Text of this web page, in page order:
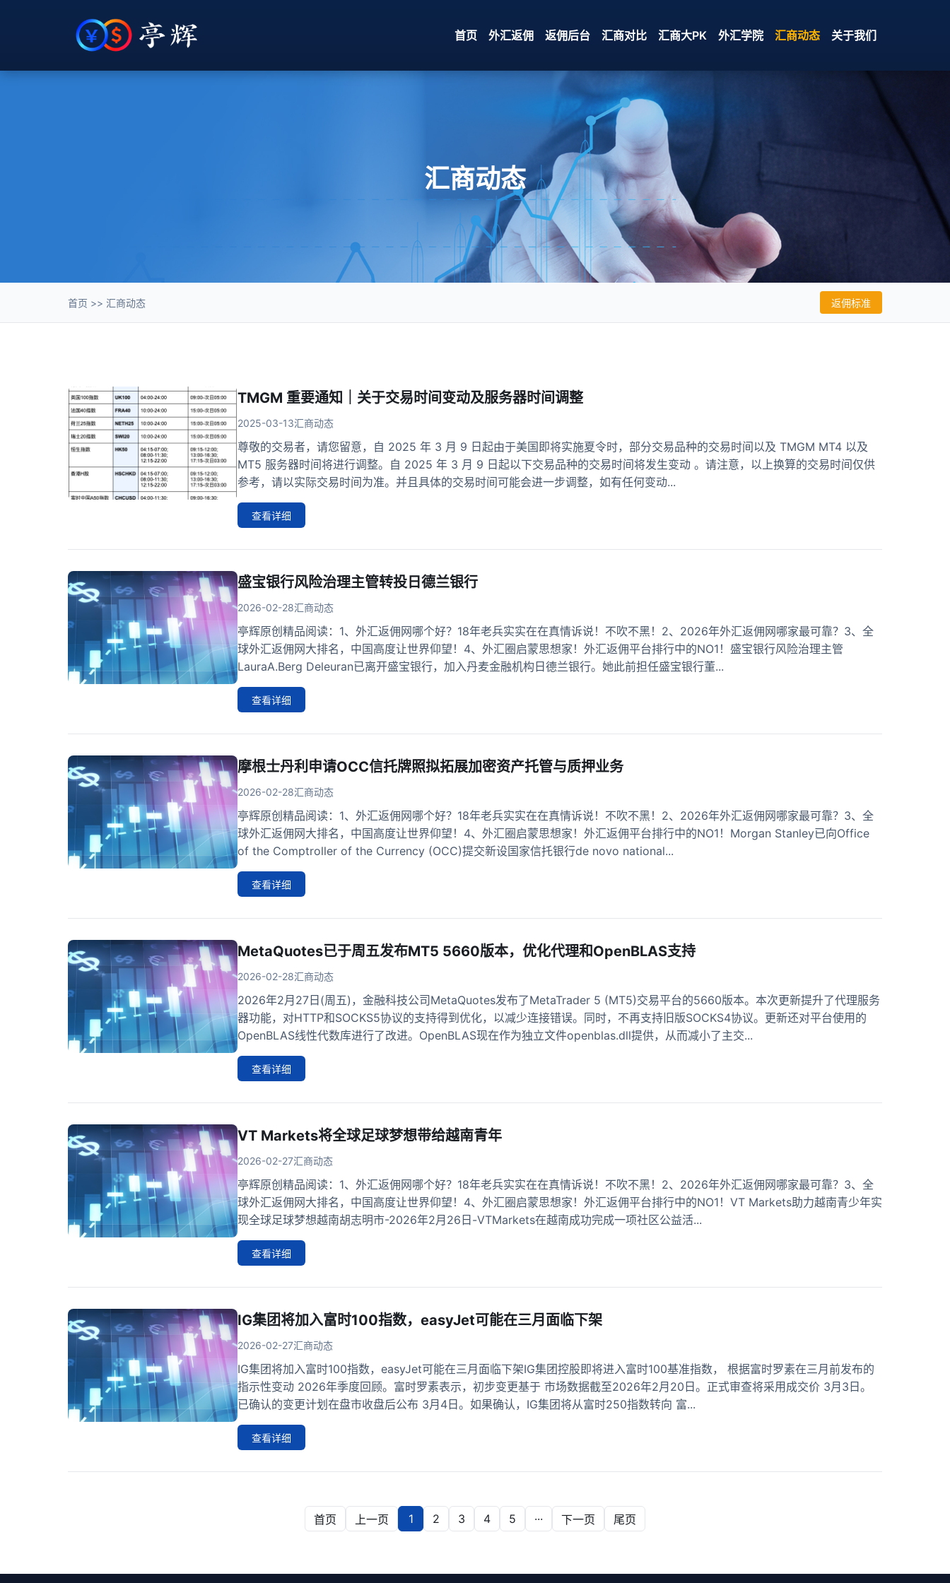
首页 外汇返佣 返佣后台 汇商对比 汇商大PK 外汇学院 汇商动态 关于我们
汇商动态
首页 >> 汇商动态 返佣标准
TMGM 重要通知｜关于交易时间变动及服务器时间调整
2025-03-13汇商动态
尊敬的交易者，请您留意，自 2025 年 3 月 9 日起由于美国即将实施夏令时，部分交易品种的交易时间以及 TMGM MT4 以及
MT5 服务器时间将进行调整。自 2025 年 3 月 9 日起以下交易品种的交易时间将发生变动 。请注意，以上换算的交易时间仅供
参考，请以实际交易时间为准。并且具体的交易时间可能会进一步调整，如有任何变动...
查看详细
盛宝银行风险治理主管转投日德兰银行
2026-02-28汇商动态
亭辉原创精品阅读：1、外汇返佣网哪个好？18年老兵实实在在真情诉说！不吹不黑！2、2026年外汇返佣网哪家最可靠？3、全
球外汇返佣网大排名，中国高度让世界仰望！4、外汇圈启蒙思想家！外汇返佣平台排行中的NO1！盛宝银行风险治理主管
LauraA.Berg Deleuran已离开盛宝银行，加入丹麦金融机构日德兰银行。她此前担任盛宝银行董...
查看详细
摩根士丹利申请OCC信托牌照拟拓展加密资产托管与质押业务
2026-02-28汇商动态
亭辉原创精品阅读：1、外汇返佣网哪个好？18年老兵实实在在真情诉说！不吹不黑！2、2026年外汇返佣网哪家最可靠？3、全
球外汇返佣网大排名，中国高度让世界仰望！4、外汇圈启蒙思想家！外汇返佣平台排行中的NO1！Morgan Stanley已向Office
of the Comptroller of the Currency (OCC)提交新设国家信托银行de novo national...
查看详细
MetaQuotes已于周五发布MT5 5660版本，优化代理和OpenBLAS支持
2026-02-28汇商动态
2026年2月27日(周五)，金融科技公司MetaQuotes发布了MetaTrader 5 (MT5)交易平台的5660版本。本次更新提升了代理服务
器功能，对HTTP和SOCKS5协议的支持得到优化，以减少连接错误。同时，不再支持旧版SOCKS4协议。更新还对平台使用的
OpenBLAS线性代数库进行了改进。OpenBLAS现在作为独立文件openblas.dll提供，从而减小了主交...
查看详细
VT Markets将全球足球梦想带给越南青年
2026-02-27汇商动态
亭辉原创精品阅读：1、外汇返佣网哪个好？18年老兵实实在在真情诉说！不吹不黑！2、2026年外汇返佣网哪家最可靠？3、全
球外汇返佣网大排名，中国高度让世界仰望！4、外汇圈启蒙思想家！外汇返佣平台排行中的NO1！VT Markets助力越南青少年实
现全球足球梦想越南胡志明市-2026年2月26日-VTMarkets在越南成功完成一项社区公益活...
查看详细
IG集团将加入富时100指数，easyJet可能在三月面临下架
2026-02-27汇商动态
IG集团将加入富时100指数，easyJet可能在三月面临下架IG集团控股即将进入富时100基准指数， 根据富时罗素在三月前发布的
指示性变动 2026年季度回顾。富时罗素表示，初步变更基于 市场数据截至2026年2月20日。正式审查将采用成交价 3月3日。
已确认的变更计划在盘市收盘后公布 3月4日。如果确认，IG集团将从富时250指数转向 富...
查看详细
首页 上一页 1 2 3 4 5 ··· 下一页 尾页